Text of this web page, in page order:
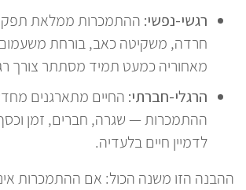
רגשי-נפשי: ההתמכרות ממלאת
חרדה, משקיטה כאב, בורחת
מאחוריה כמעט תמיד מסתתר צורך
הרגלי-חברתי: החיים מתארגנים
ההתמכרות — שגרה, חברים, זמן
לדמיין חיים בלעדיה.
ההבנה הזו משנה הכול: אם ההתמכרות